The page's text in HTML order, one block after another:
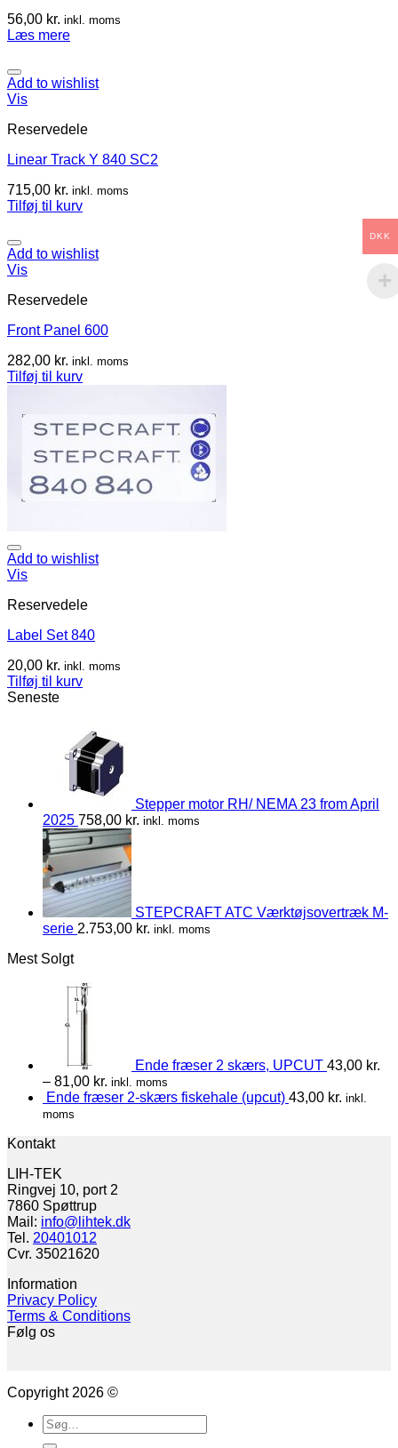
56,00 kr. inkl. moms
Læs mere
Add to wishlist
Vis
Reservedele
Linear Track Y 840 SC2
715,00 kr. inkl. moms
Tilføj til kurv
Add to wishlist
Vis
Reservedele
Front Panel 600
282,00 kr. inkl. moms
Tilføj til kurv
Add to wishlist
Vis
Reservedele
Label Set 840
20,00 kr. inkl. moms
Tilføj til kurv
Seneste
Stepper motor RH/ NEMA 23 from April
2025 758,00 kr. inkl. moms
STEPCRAFT ATC Værktøjsovertræk M-
serie 2.753,00 kr. inkl. moms
Mest Solgt
Ende fræser 2 skærs, UPCUT 43,00 kr.
– 81,00 kr. inkl. moms
Ende fræser 2-skærs fiskehale (upcut) 43,00 kr. inkl.
moms
Kontakt
LIH-TEK
Ringvej 10, port 2
7860 Spøttrup
Mail: info@lihtek.dk
Tel. 20401012
Cvr. 35021620
Information
Privacy Policy
Terms & Conditions
Følg os
Copyright 2026 ©
Søg
efter:
DKK